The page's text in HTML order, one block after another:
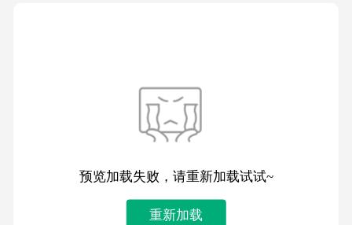
预览加载失败，请重新加载试试~
重新加载